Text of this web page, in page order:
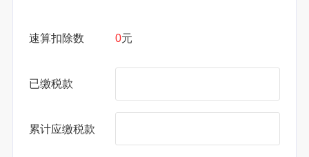
速算扣除数 0元
已缴税款
累计应缴税款